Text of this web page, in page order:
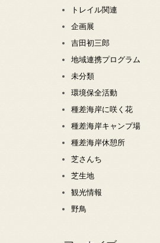
トレイル関連
企画展
吉田初三郎
地域連携プログラム
未分類
環境保全活動
種差海岸に咲く花
種差海岸キャンプ場
種差海岸休憩所
芝さんち
芝生地
観光情報
野鳥